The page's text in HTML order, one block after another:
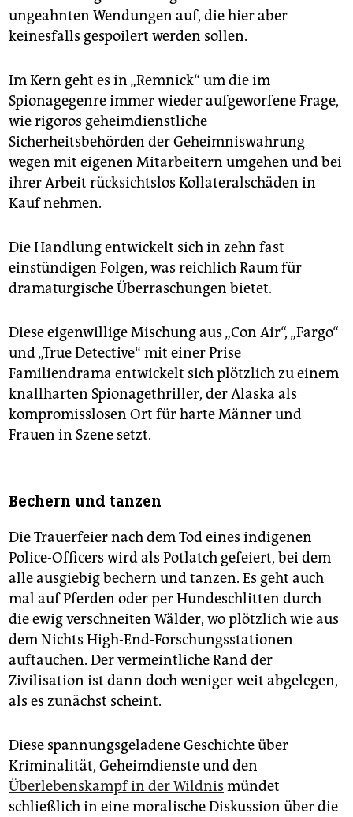
ungeahnten Wendungen auf, die hier aber
keinesfalls gespoilert werden sollen.
Im Kern geht es in „Remnick“ um die im
Spionagegenre immer wieder aufgeworfene Frage,
wie rigoros geheimdienstliche
Sicherheitsbehörden der Geheimniswahrung
wegen mit eigenen Mitarbeitern umgehen und bei
ihrer Arbeit rücksichtslos Kollateralschäden in
Kauf nehmen.
Die Handlung entwickelt sich in zehn fast
einstündigen Folgen, was reichlich Raum für
dramaturgische Überraschungen bietet.
Diese eigenwillige Mischung aus „Con Air“, „Fargo“
und „True Detective“ mit einer Prise
Familiendrama entwickelt sich plötzlich zu einem
knallharten Spionagethriller, der Alaska als
kompromisslosen Ort für harte Männer und
Frauen in Szene setzt.
Bechern und tanzen
Die Trauerfeier nach dem Tod eines indigenen
Police-Officers wird als Potlatch gefeiert, bei dem
alle ausgiebig bechern und tanzen. Es geht auch
mal auf Pferden oder per Hundeschlitten durch
die ewig verschneiten Wälder, wo plötzlich wie aus
dem Nichts High-End-Forschungsstationen
auftauchen. Der vermeintliche Rand der
Zivilisation ist dann doch weniger weit abgelegen,
als es zunächst scheint.
Diese spannungsgeladene Geschichte über
Kriminalität, Geheimdienste und den
Überlebenskampf in der Wildnis mündet
schließlich in eine moralische Diskussion über die